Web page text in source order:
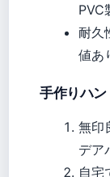
PVC
耐久
値あ
手作りハ
無印
デア
自宅